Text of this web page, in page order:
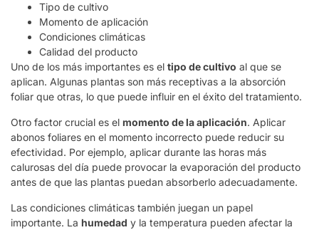
Tipo de cultivo
Momento de aplicación
Condiciones climáticas
Calidad del producto
Uno de los más importantes es el tipo de cultivo al que se
aplican. Algunas plantas son más receptivas a la absorción
foliar que otras, lo que puede influir en el éxito del tratamiento.
Otro factor crucial es el momento de la aplicación. Aplicar
abonos foliares en el momento incorrecto puede reducir su
efectividad. Por ejemplo, aplicar durante las horas más
calurosas del día puede provocar la evaporación del producto
antes de que las plantas puedan absorberlo adecuadamente.
Las condiciones climáticas también juegan un papel
importante. La humedad y la temperatura pueden afectar la